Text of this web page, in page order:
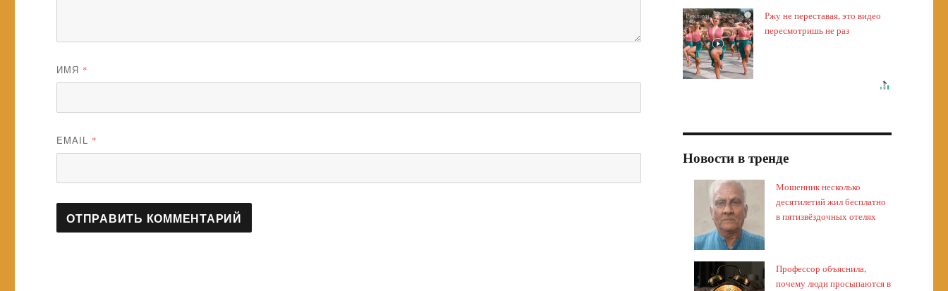
ИМЯ *
EMAIL *
i
Ржу не переставая, это видео
пересмотришь не раз
Новости в тренде
Мошенник несколько
десятилетий жил бесплатно
в пятизвёздочных отелях
Профессор объяснила,
почему люди просыпаются в